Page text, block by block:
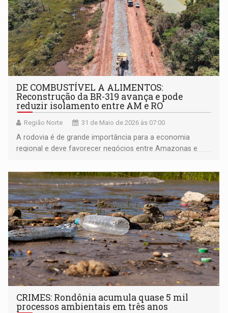
DE COMBUSTÍVEL A ALIMENTOS:
Reconstrução da BR-319 avança e pode
reduzir isolamento entre AM e RO
Região Norte 31 de Maio de 2026 às 07:00
A rodovia é de grande importância para a economia
regional e deve favorecer negócios entre Amazonas e
CRIMES: Rondônia acumula quase 5 mil
processos ambientais em três anos